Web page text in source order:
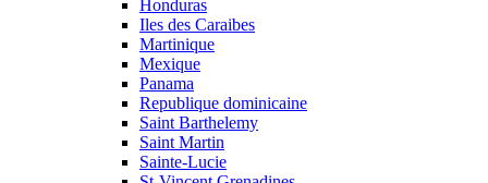
Honduras
Iles des Caraibes
Martinique
Mexique
Panama
Republique dominicaine
Saint Barthelemy
Saint Martin
Sainte-Lucie